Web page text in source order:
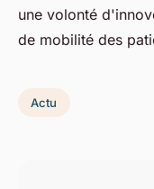
une volonté
de mobilité des
Actu